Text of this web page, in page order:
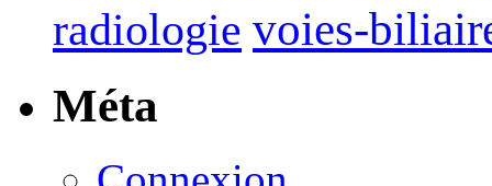
radiologie voies-
Méta